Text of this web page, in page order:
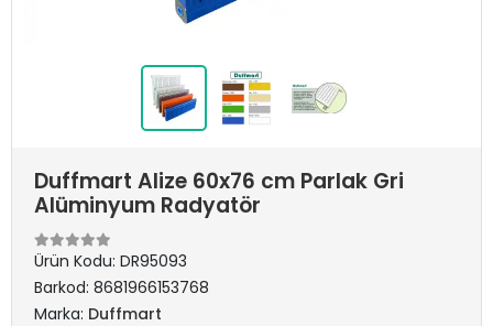
Duffmart Alize 60x76 cm Parlak Gri
Alüminyum Radyatör
Ürün Kodu: DR95093
Barkod: 8681966153768
Marka: Duffmart